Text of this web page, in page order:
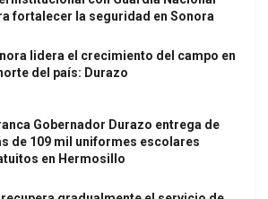
fortalecer la seguridad en Sonora
lidera el crecimiento del campo en
del país: Durazo
Gobernador Durazo entrega de
de 109 mil uniformes escolares
en Hermosillo